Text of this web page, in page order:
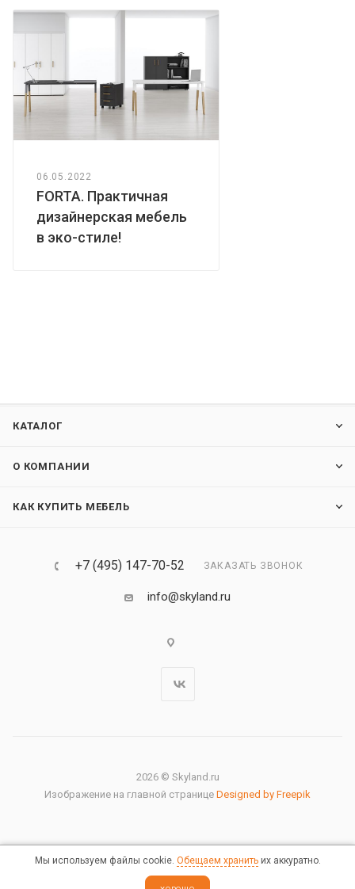
Конструкция шкафа оснащена прочными силовыми
креплениями – эксцентриковыми стяжками. Регулируемые
по высоте опоры обеспечат шкафу устойчивость на
неровном полу.
06.05.2022
FORTA. Практичная
дизайнерская мебель
в эко-стиле!
КАТАЛОГ
О КОМПАНИИ
КАК КУПИТЬ МЕБЕЛЬ
+7 (495) 147-70-52 ЗАКАЗАТЬ ЗВОНОК
info@skyland.ru
2026 © Skyland.ru
Изображение на главной странице Designed by Freepik
Правовая информация
Мы используем файлы cookie. Обещаем хранитьих аккуратно.